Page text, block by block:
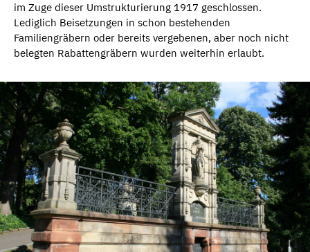
im Zuge dieser Umstrukturierung 1917 geschlossen.
Lediglich Beisetzungen in schon bestehenden
Familiengräbern oder bereits vergebenen, aber noch nicht
belegten Rabattengräbern wurden weiterhin erlaubt.